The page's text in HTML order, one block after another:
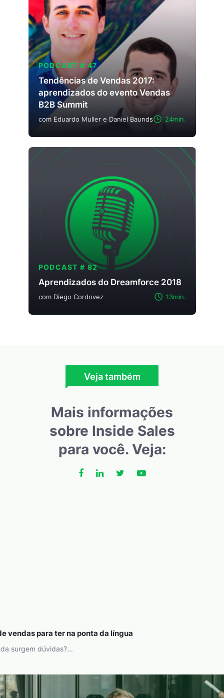
PODCAST # 47
Tendências de Vendas 2017:
aprendizados do evento Vendas
B2B Summit
com Eduardo Muller e Daniel Baunds 24min.
PODCAST # 82
Aprendizados do Dreamforce 2018
com Diego Cordovez 13min.
Veja também
Mais informações
sobre Inside Sales
para você. Veja:
vendas para ter na ponta da língua
surgem dúvidas?...